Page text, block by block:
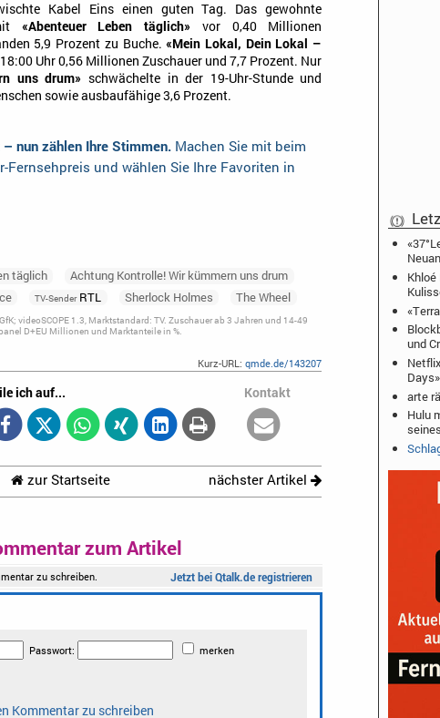
Kabel Eins einen guten Tag. Das gewohnte
«Abenteuer Leben täglich» vor 0,40 Millionen
5,9 Prozent zu Buche.«Mein Lokal, Dein Lokal –
Uhr 0,56 Millionen Zuschauer und 7,7 Prozent. Nur
uns drum» schwächelte in der 19-Uhr-Stunde und
sowie ausbaufähige 3,6 Prozent.
nun zählen Ihre Stimmen.Machen Sie mit beim
Fernsehpreis und wählen Sie Ihre Favoriten in
täglich
Achtung Kontrolle! Wir kümmern uns drum
TV-SenderRTL Sherlock Holmes The Wheel
videoSCOPE 1.3, Marktstandard: TV. Zuschauer ab 3 Jahren und 14-49
D+EU Millionen und Marktanteile in %.
Kurz-URL:qmde.de/143207
ich auf... Kontakt
zur Startseite nächster Artikel
zum Artikel
und
Days»
arte
Hulu